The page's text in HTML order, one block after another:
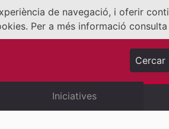
de navegació, i oferir
Per a més informació
Cercar
Iniciatives